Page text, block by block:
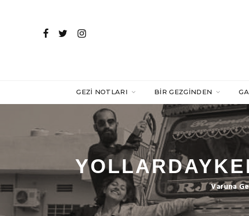
GEZI NOTLARI BIR GEZGINDEN
Varuna